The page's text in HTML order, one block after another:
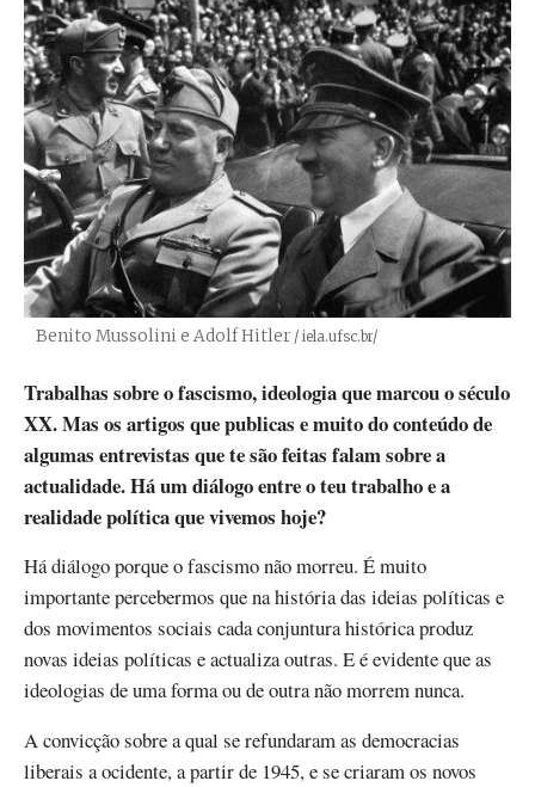
Benito Mussolini e Adolf Hitler Créditos
/ iela.ufsc.br/
Trabalhas sobre o fascismo, ideologia que marcou o século
XX. Mas os artigos que publicas e muito do conteúdo de
algumas entrevistas que te são feitas falam sobre a
actualidade. Há um diálogo entre o teu trabalho e a
realidade política que vivemos hoje?
Há diálogo porque o fascismo não morreu. É muito
importante percebermos que na história das ideias políticas e
dos movimentos sociais cada conjuntura histórica produz
novas ideias políticas e actualiza outras. E é evidente que as
ideologias de uma forma ou de outra não morrem nunca.
A convicção sobre a qual se refundaram as democracias
liberais a ocidente, a partir de 1945, e se criaram os novos